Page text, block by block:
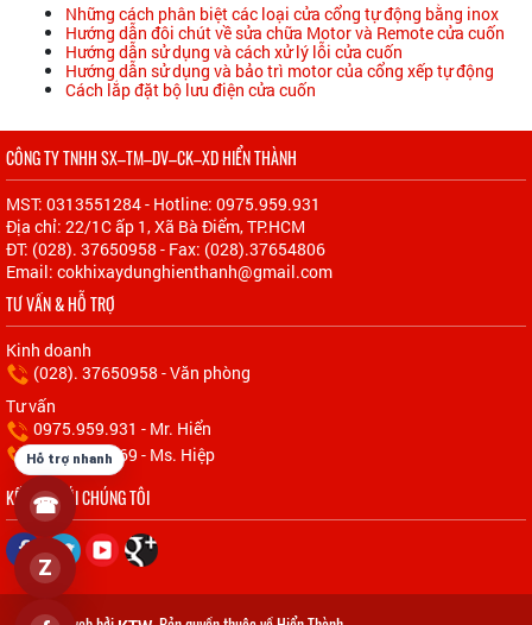
Những cách phân biệt các loại cửa cổng tự động bằng inox
Hướng dẫn đôi chút về sửa chữa Motor và Remote cửa cuốn
Hướng dẫn sử dụng và cách xử lý lỗi cửa cuốn
Hướng dẫn sử dụng và bảo trì motor của cổng xếp tự động
Cách lắp đặt bộ lưu điện cửa cuốn
CÔNG TY TNHH SX–TM–DV–CK–XD HIỂN THÀNH
MST: 0313551284 - Hotline: 0975.959.931
Địa chỉ: 22/1C ấp 1, Xã Bà Điểm, TP.HCM
ĐT: (028). 37650958 - Fax: (028).37654806
Email: cokhixaydunghienthanh@gmail.com
TƯ VẤN & HỖ TRỢ
Kinh doanh
(028). 37650958 - Văn phòng
Tư vấn
0975.959.931 - Mr. Hiển
0967.523.769 - Ms. Hiệp
KẾT NỐI VỚI CHÚNG TÔI
Hỗ trợ nhanh
☎
Z